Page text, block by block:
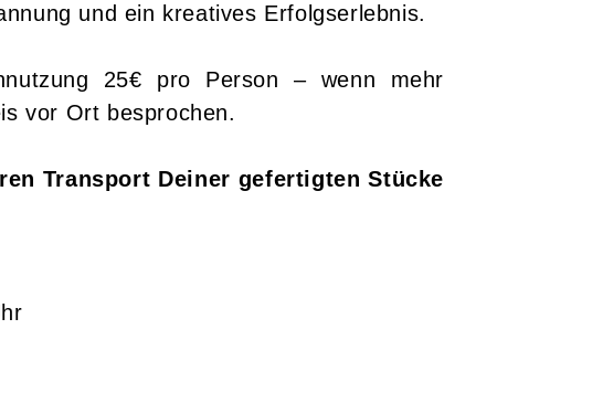
und ein kreatives Erfolgserlebnis.
25€ pro Person – wenn mehr
vor Ort besprochen.
Transport Deiner gefertigten Stücke